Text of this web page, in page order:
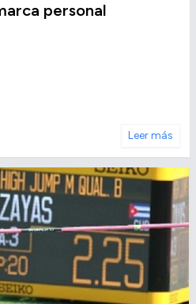
personal
Leer más